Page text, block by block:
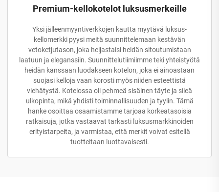
Premium-kellokotelot luksusmerkeille
Yksi jälleenmyyntiverkkojen kautta myytävä luksus-
kellomerkki pyysi meitä suunnittelemaan kestävän
vetoketjutason, joka heijastaisi heidän sitoutumistaan
laatuun ja eleganssiin. Suunnittelutiimiimme teki yhteistyötä
heidän kanssaan luodakseen kotelon, joka ei ainoastaan
suojasi kelloja vaan korosti myös niiden esteettistä
viehätystä. Kotelossa oli pehmeä sisäinen täyte ja sileä
ulkopinta, mikä yhdisti toiminnallisuuden ja tyylin. Tämä
hanke osoittaa osaamistamme tarjoaa korkeatasoisia
ratkaisuja, jotka vastaavat tarkasti luksusmarkkinoiden
erityistarpeita, ja varmistaa, että merkit voivat esitellä
tuotteitaan luottavaisesti.